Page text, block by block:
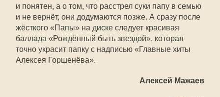
и понятен, а о том, что расстрел суки папу в семью
и не вернёт, они додумаются позже. А сразу после
жёсткого «Папы» на диске следует красивая
баллада «Рождённый быть звездой», которая
точно украсит папку с надписью «Главные хиты
Алексея Горшенёва».
Алексей Мажаев